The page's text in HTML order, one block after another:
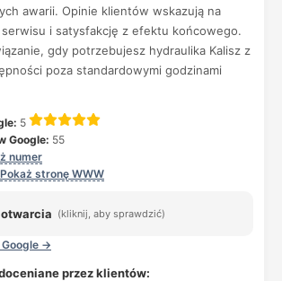
awarii. Opinie klientów wskazują na
i satysfakcję z efektu końcowego.
gdy potrzebujesz hydraulika Kalisz z
poza standardowymi godzinami
5
Google: 55
numer
Pokaż stronę WWW
(kliknij, aby sprawdzić)
→
przez klientów: